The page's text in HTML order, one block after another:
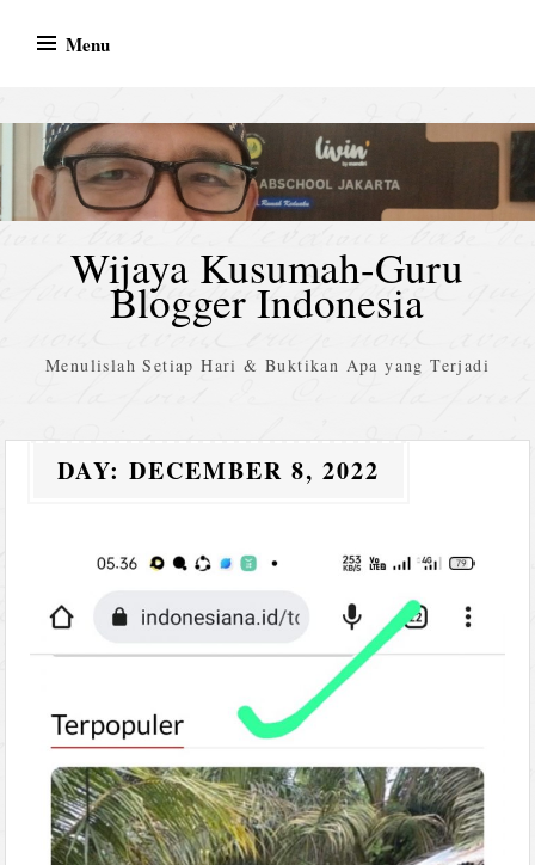
Menu
Wijaya Kusumah-Guru
Blogger Indonesia
Menulislah Setiap Hari & Buktikan Apa yang Terjadi
DAY:DECEMBER 8, 2022